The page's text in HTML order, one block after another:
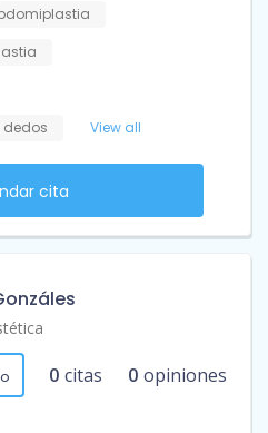
dedos
View all
cita
0 citas 0 opiniones